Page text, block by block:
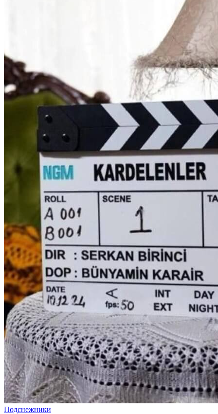
Подснежники